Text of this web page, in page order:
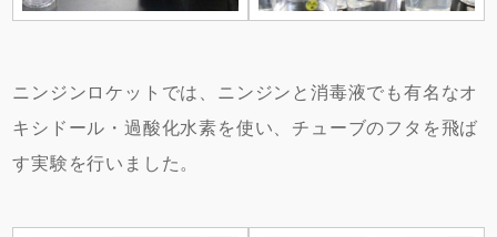
ニンジンロケットでは、ニンジンと消毒液でも有名なオ
キシドール・過酸化水素を使い、チューブのフタを飛ば
す実験を行いました。